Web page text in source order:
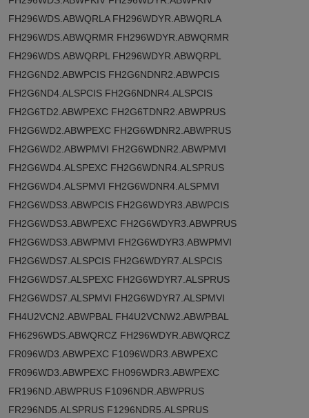
FH296WDS.ABWQRLA FH296WDYR.ABWQRLA
FH296WDS.ABWQRMR FH296WDYR.ABWQRMR
FH296WDS.ABWQRPL FH296WDYR.ABWQRPL
FH2G6ND2.ABWPCIS FH2G6NDNR2.ABWPCIS
FH2G6ND4.ALSPCIS FH2G6NDNR4.ALSPCIS
FH2G6TD2.ABWPEXC FH2G6TDNR2.ABWPRUS
FH2G6WD2.ABWPEXC FH2G6WDNR2.ABWPRUS
FH2G6WD2.ABWPMVI FH2G6WDNR2.ABWPMVI
FH2G6WD4.ALSPEXC FH2G6WDNR4.ALSPRUS
FH2G6WD4.ALSPMVI FH2G6WDNR4.ALSPMVI
FH2G6WDS3.ABWPCIS FH2G6WDYR3.ABWPCIS
FH2G6WDS3.ABWPEXC FH2G6WDYR3.ABWPRUS
FH2G6WDS3.ABWPMVI FH2G6WDYR3.ABWPMVI
FH2G6WDS7.ALSPCIS FH2G6WDYR7.ALSPCIS
FH2G6WDS7.ALSPEXC FH2G6WDYR7.ALSPRUS
FH2G6WDS7.ALSPMVI FH2G6WDYR7.ALSPMVI
FH4U2VCN2.ABWPBAL FH4U2VCNW2.ABWPBAL
FH6296WDS.ABWQRCZ FH296WDYR.ABWQRCZ
FR096WD3.ABWPEXC F1096WDR3.ABWPEXC
FR096WD3.ABWPEXC FH096WDR3.ABWPEXC
FR196ND.ABWPRUS F1096NDR.ABWPRUS
FR296ND5.ALSPRUS F1296NDR5.ALSPRUS